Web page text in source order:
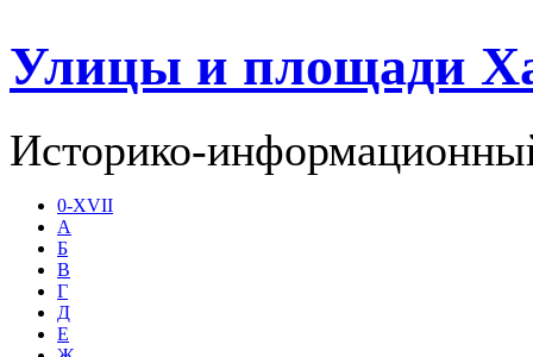
Улицы и площади
Историко-
0-XVII
А
Б
В
Г
Д
Е